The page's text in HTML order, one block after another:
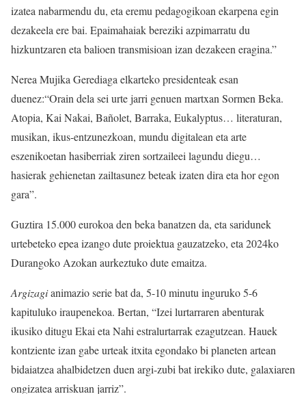
izatea nabarmendu du, eta eremu pedagogikoan ekarpena egin
dezakeela ere bai. Epaimahaiak bereziki azpimarratu du
hizkuntzaren eta balioen transmisioan izan dezakeen eragina.”
Nerea Mujika Gerediaga elkarteko presidenteak esan
duenez:“Orain dela sei urte jarri genuen martxan Sormen Beka.
Atopia, Kai Nakai, Bañolet, Barraka, Eukalyptus… literaturan,
musikan, ikus-entzunezkoan, mundu digitalean eta arte
eszenikoetan hasiberriak ziren sortzaileei lagundu diegu…
hasierak gehienetan zailtasunez beteak izaten dira eta hor egon
gara”.
Guztira 15.000 eurokoa den beka banatzen da, eta saridunek
urtebeteko epea izango dute proiektua gauzatzeko, eta 2024ko
Durangoko Azokan aurkeztuko dute emaitza.
Argizagianimazio serie bat da, 5-10 minutu inguruko 5-6
kapituluko iraupenekoa. Bertan, “Izei lurtarraren abenturak
ikusiko ditugu Ekai eta Nahi estralurtarrak ezagutzean. Hauek
kontziente izan gabe urteak itxita egondako bi planeten artean
bidaiatzea ahalbidetzen duen argi-zubi bat irekiko dute, galaxiaren
ongizatea arriskuan jarriz”.